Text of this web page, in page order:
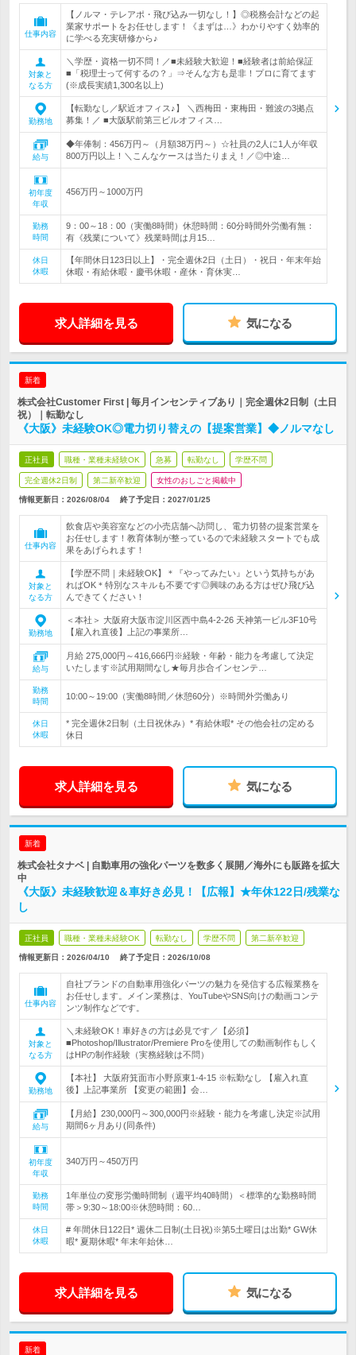
仕事内容
【ノルマ・テレアポ・飛び込み一切なし！】◎税務会計などの起
業家サポートをお任せします！《まずは…》わかりやすく効率的
に学べる充実研修から♪
対象と
なる方
＼学歴・資格一切不問！／■未経験大歓迎！■経験者は前給保証
■「税理士って何するの？」⇒そんな方も是非！プロに育てます
(※成長実績1,300名以上)
勤務地
【転勤なし／駅近オフィス♪】 ＼西梅田・東梅田・難波の3拠点
募集！／ ■大阪駅前第三ビルオフィス…
給与
◆年俸制：456万円～（月額38万円～）☆社員の2人に1人が年収
800万円以上！＼こんなケースは当たりまえ！／◎中途…
初年度
年収
456万円～1000万円
勤務
時間
9：00～18：00（実働8時間）休憩時間：60分時間外労働有無：
有《残業について》残業時間は月15…
休日
休暇
【年間休日123日以上】・完全週休2日（土日）・祝日・年末年始
休暇・有給休暇・慶弔休暇・産休・育休実…
求人詳細を見る 気になる
新着
株式会社Customer First | 毎月インセンティブあり｜完全週休2日制（土日
祝）｜転勤なし
《大阪》未経験OK◎電力切り替えの【提案営業】◆ノルマなし
正社員 職種・業種未経験OK 急募 転勤なし 学歴不問
完全週休2日制 第二新卒歓迎 女性のおしごと掲載中
情報更新日：2026/08/04 終了予定日： 2027/01/25
仕事内容
飲食店や美容室などの小売店舗へ訪問し、電力切替の提案営業を
お任せします！教育体制が整っているので未経験スタートでも成
果をあげられます！
対象と
なる方
【学歴不問｜未経験OK】＊『やってみたい』という気持ちがあ
ればOK＊特別なスキルも不要です◎興味のある方はぜひ飛び込
んできてください！
勤務地
＜本社＞ 大阪府大阪市淀川区西中島4-2-26 天神第一ビル3F10号
【雇入れ直後】上記の事業所…
給与
月給 275,000円～416,666円※経験・年齢・能力を考慮して決定
いたします※試用期間なし★毎月歩合インセンテ…
勤務
時間
10:00～19:00（実働8時間／休憩60分）※時間外労働あり
休日
休暇
* 完全週休2日制（土日祝休み）* 有給休暇* その他会社の定める
休日
求人詳細を見る 気になる
新着
株式会社タナベ | 自動車用の強化パーツを数多く展開／海外にも販路を拡大
中
《大阪》未経験歓迎＆車好き必見！【広報】★年休122日/残業な
し
正社員 職種・業種未経験OK 転勤なし 学歴不問 第二新卒歓迎
情報更新日：2026/04/10 終了予定日： 2026/10/08
仕事内容
自社ブランドの自動車用強化パーツの魅力を発信する広報業務を
お任せします。メイン業務は、YouTubeやSNS向けの動画コンテ
ンツ制作などです。
対象と
なる方
＼未経験OK！車好きの方は必見です／【必須】
■Photoshop/Illustrator/Premiere Proを使用しての動画制作もしく
はHPの制作経験（実務経験は不問）
勤務地
【本社】 大阪府箕面市小野原東1-4-15 ※転勤なし 【雇入れ直
後】上記事業所 【変更の範囲】会…
給与
【月給】230,000円～300,000円※経験・能力を考慮し決定※試用
期間6ヶ月あり(同条件)
初年度
年収
340万円～450万円
勤務
時間
1年単位の変形労働時間制（週平均40時間）＜標準的な勤務時間
帯＞9:30～18:00※休憩時間：60…
休日
休暇
# 年間休日122日* 週休二日制(土日祝)※第5土曜日は出勤* GW休
暇* 夏期休暇* 年末年始休…
求人詳細を見る 気になる
新着